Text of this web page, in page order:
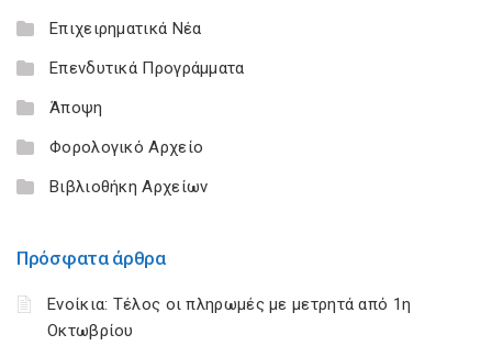
Επιχειρηματικά Νέα
Επενδυτικά Προγράμματα
Άποψη
Φορολογικό Αρχείο
Βιβλιοθήκη Αρχείων
Πρόσφατα άρθρα
Ενοίκια: Τέλος οι πληρωμές με μετρητά από 1η
Οκτωβρίου